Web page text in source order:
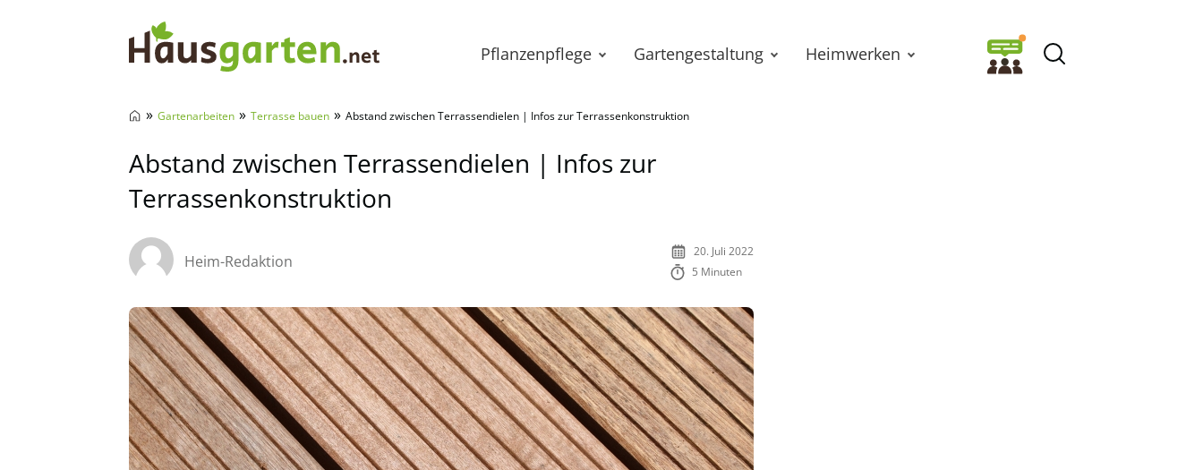
Pflanzenpflege Gartengestaltung Heimwerken
» Gartenarbeiten » Terrasse bauen » Abstand zwischen Terrassendielen | Infos zur Terrassenkonstruktion
Abstand zwischen Terrassendielen | Infos zur
Terrassenkonstruktion
Heim-Redaktion
20. Juli 2022
5 Minuten